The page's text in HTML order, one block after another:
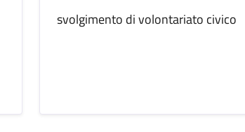
svolgimento di volontariato civico